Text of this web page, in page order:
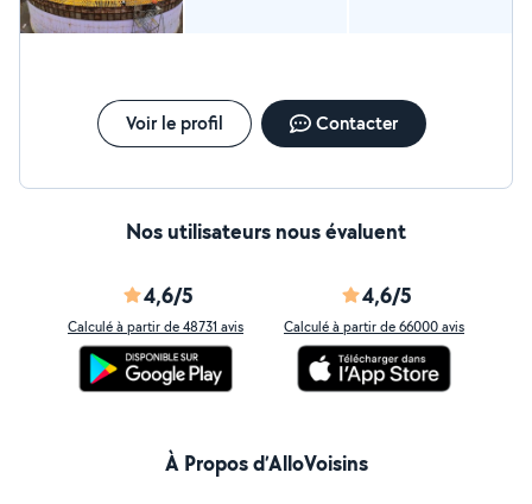
Voir le profil Contacter
Nos utilisateurs nous évaluent
4,6/5
Calculé à partir de 48731 avis
4,6/5
Calculé à partir de 66000 avis
À Propos d’AlloVoisins